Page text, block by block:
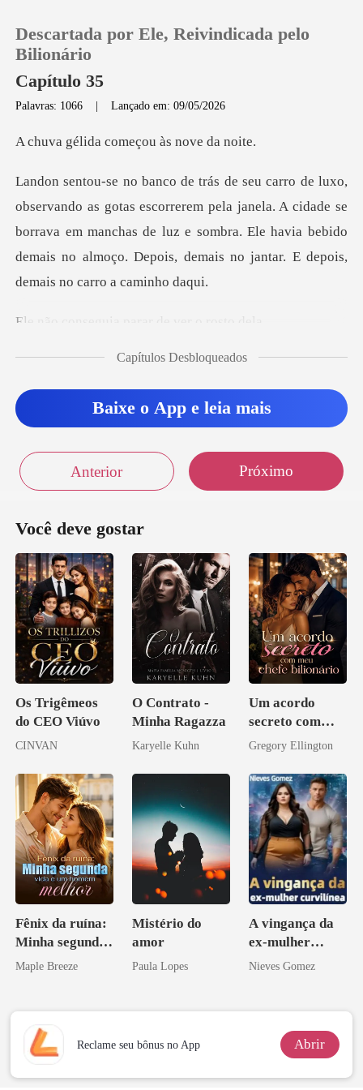
Histórico
Sair
Descartada por Ele, Reivindicada pelo
Bilionário
Capítulo 35
Palavras: 1066 |Lançado em: 09/05/2026
a começou às
rem pela janela. A cidade se
borrava em manchas de luz e sombra. Ele havia bebido
d
uia parar de v
oto Capítulos Desbloqueados
Baixe o App e leia mais
Anterior Próximo
Você deve gostar
Os Trigêmeos
do CEO Viúvo
CINVAN
O Contrato -
Minha Ragazza
Karyelle Kuhn
Um acordo
secreto com
meu chefe
Gregory Ellington
Fênix da ruína:
Minha segunda
vida e um
Maple Breeze
Mistério do
amor
Paula Lopes
A vingança da
ex-mulher
curvilínea
Nieves Gomez
Reclame seu bônus no App Abrir